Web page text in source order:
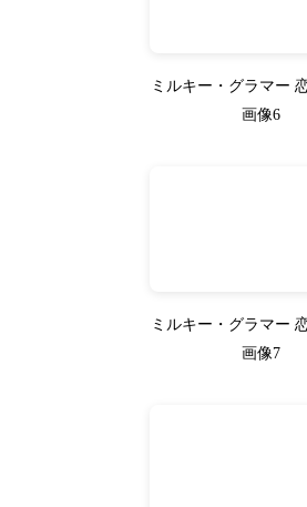
ミルキー・グラマー
画像6
ミルキー・グラマー
画像7